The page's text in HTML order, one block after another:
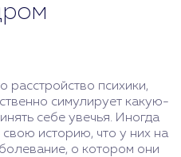
психики,
симулирует какую-
себе увечья. Иногда
историю, что у них на
о котором они